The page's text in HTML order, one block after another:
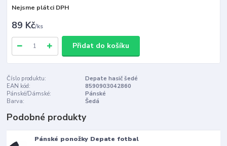
Nejsme plátci DPH
89 Kč/ks
Přidat do košíku
Číslo produktu:
Depate hasič šedé
EAN kód:
8590903042860
Pánské/Dámské:
Pánské
Barva:
Šedá
Podobné produkty
Pánské ponožky Depate fotbal